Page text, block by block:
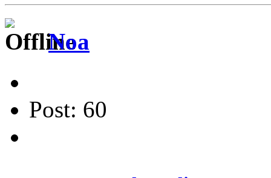
Noa
Post: 60